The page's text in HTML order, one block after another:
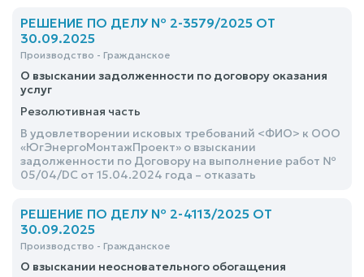
РЕШЕНИЕ ПО ДЕЛУ № 2-3579/2025 ОТ
30.09.2025
Производство - Гражданское
О взыскании задолженности по договору оказания
услуг
Резолютивная часть
В удовлетворении исковых требований <ФИО> к ООО
«ЮгЭнергоМонтажПроект» о взыскании
задолженности по Договору на выполнение работ №
05/04/DC от 15.04.2024 года – отказать
РЕШЕНИЕ ПО ДЕЛУ № 2-4113/2025 ОТ
30.09.2025
Производство - Гражданское
О взыскании неосновательного обогащения